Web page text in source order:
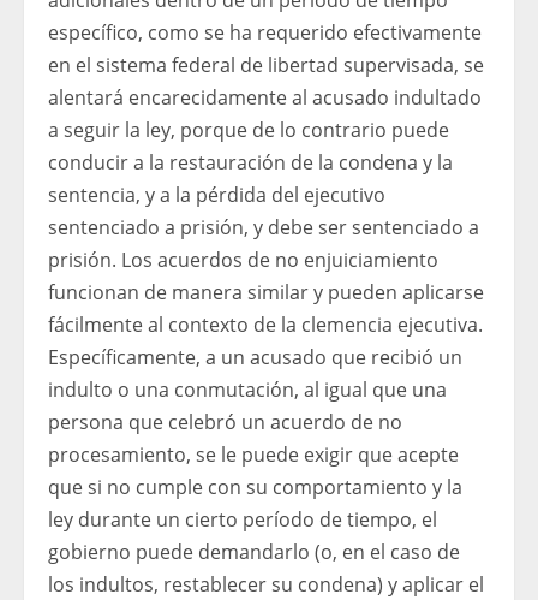
específico, como se ha requerido efectivamente
en el sistema federal de libertad supervisada, se
alentará encarecidamente al acusado indultado
a seguir la ley, porque de lo contrario puede
conducir a la restauración de la condena y la
sentencia, y a la pérdida del ejecutivo
sentenciado a prisión, y debe ser sentenciado a
prisión. Los acuerdos de no enjuiciamiento
funcionan de manera similar y pueden aplicarse
fácilmente al contexto de la clemencia ejecutiva.
Específicamente, a un acusado que recibió un
indulto o una conmutación, al igual que una
persona que celebró un acuerdo de no
procesamiento, se le puede exigir que acepte
que si no cumple con su comportamiento y la
ley durante un cierto período de tiempo, el
gobierno puede demandarlo (o, en el caso de
los indultos, restablecer su condena) y aplicar el